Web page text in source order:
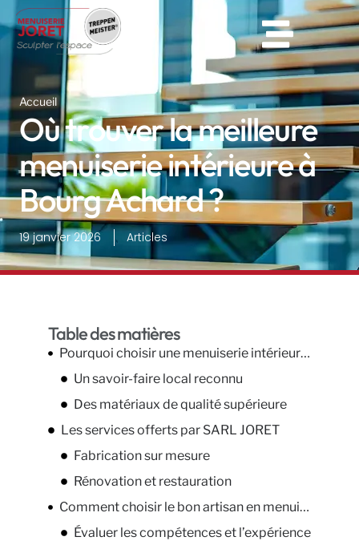
Accueil
Où trouver la meilleure
menuiserie intérieure à
Bourg Achard ?
19 janvier 2026 Articles
Table des matières
Pourquoi choisir une menuiserie intérieure à Bourg Achard ?
Un savoir-faire local reconnu
Des matériaux de qualité supérieure
Les services offerts par SARL JORET
Fabrication sur mesure
Rénovation et restauration
Comment choisir le bon artisan en menuiserie intérieure ?
Évaluer les compétences et l’expérience